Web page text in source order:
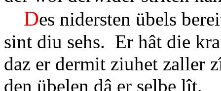
Des nidersten übels
sint diu sehs. Er hât die
daz er dermit ziuhet zaller
den übelen dâ er selbe lît.